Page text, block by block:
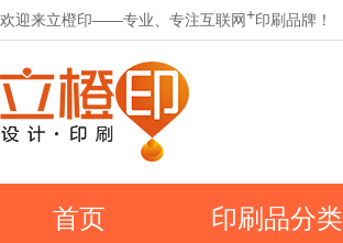
欢迎来立橙印——专业、专注互联网+印刷品牌！
首页 印刷品分类